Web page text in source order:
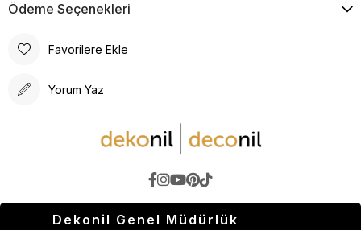
Ödeme Seçenekleri
Favorilere Ekle
Yorum Yaz
Dekonil Genel Müdürlük